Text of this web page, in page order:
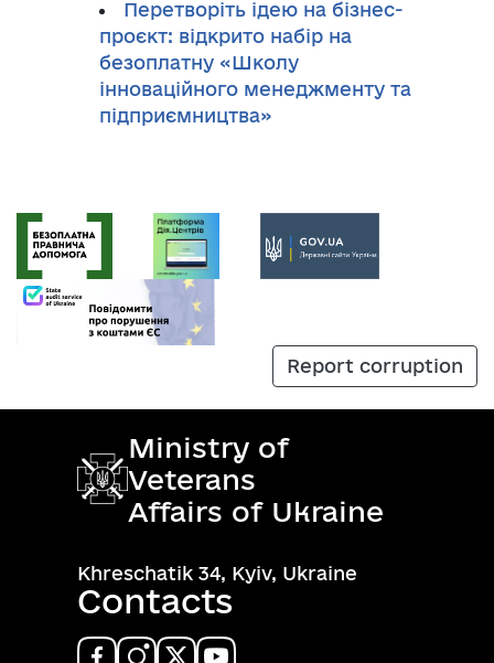
Перетворіть ідею на бізнес-
проєкт: відкрито набір на
безоплатну «Школу
інноваційного менеджменту та
підприємництва»
Report corruption
Ministry of
Veterans
Affairs of Ukraine
Khreschatik 34, Kyiv, Ukraine
Contacts